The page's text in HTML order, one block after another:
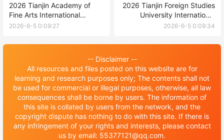
2026 Tianjin Academy of
Fine Arts International
student enrollment brochure
招生简章
2026-6-5 0:09:27
2026 Tianjin Foreign Studies
University International
Chinese Teacher Scholarship
Training” program Enrollment
大学国际中文教师奖学金“外国
翻译硕士培养”项目招生简章
2026-6-5 0:09:34
-- Disclaimer --
All resources and files posted on this website are for
learning and research purposes only; The contents shall not
be used for commercial or illegal purposes, otherwise, all law
consequences shall be borne by users. The information of
this site is collated by users from the network, and the
copyright dispute has nothing to do with this site. If there is
any infringement of your rights and interests, please contact
us by email: 55377121@qq.com.